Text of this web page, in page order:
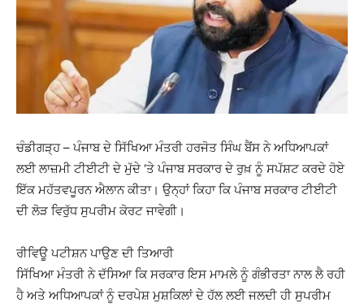
ਚੰਡੀਗੜ੍ਹ – ਪੰਜਾਬ ਦੇ ਸਿੱਖਿਆ ਮੰਤਰੀ ਹਰਜੋਤ ਸਿੰਘ ਬੈਂਸ ਨੇ ਅਧਿਆਪਕਾਂ
ਲਈ ਲਾਜ਼ਮੀ ਟੀਈਟੀ ਦੇ ਮੁੱਦੇ ‘ਤੇ ਪੰਜਾਬ ਸਰਕਾਰ ਦੇ ਰੁਖ਼ ਨੂੰ ਸਪੱਸ਼ਟ ਕਰਦੇ ਹੋਏ
ਇੱਕ ਮਹੱਤਵਪੂਰਨ ਐਲਾਨ ਕੀਤਾ। ਉਨ੍ਹਾਂ ਕਿਹਾ ਕਿ ਪੰਜਾਬ ਸਰਕਾਰ ਟੀਈਟੀ
ਦੀ ਲੋੜ ਵਿਰੁੱਧ ਸੁਪਰੀਮ ਕੋਰਟ ਜਾਵੇਗੀ।
ਰੀਵਿਊ ਪਟੀਸ਼ਨ ਪਾਉਣ ਦੀ ਤਿਆਰੀ
ਸਿੱਖਿਆ ਮੰਤਰੀ ਨੇ ਦੱਸਿਆ ਕਿ ਸਰਕਾਰ ਇਸ ਮਾਮਲੇ ਨੂੰ ਗੰਭੀਰਤਾ ਨਾਲ ਲੈ ਰਹੀ
ਹੈ ਅਤੇ ਅਧਿਆਪਕਾਂ ਨੂੰ ਦਰਪੇਸ਼ ਮੁਸ਼ਕਿਲਾਂ ਦੇ ਹੱਲ ਲਈ ਜਲਦੀ ਹੀ ਸੁਪਰੀਮ